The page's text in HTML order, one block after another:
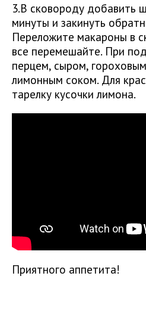
3.В сковороду добавить
минуты и закинуть
Переложите макароны в
все перемешайте. При
перцем, сыром,
лимонным соком. Для
тарелку кусочки лимона.
Приятного аппетита!